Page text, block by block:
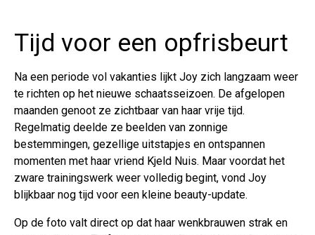
Tijd voor een opfrisbeurt
Na een periode vol vakanties lijkt Joy zich langzaam weer
te richten op het nieuwe schaatsseizoen. De afgelopen
maanden genoot ze zichtbaar van haar vrije tijd.
Regelmatig deelde ze beelden van zonnige
bestemmingen, gezellige uitstapjes en ontspannen
momenten met haar vriend Kjeld Nuis. Maar voordat het
zware trainingswerk weer volledig begint, vond Joy
blijkbaar nog tijd voor een kleine beauty-update.
Op de foto valt direct op dat haar wenkbrauwen strak en